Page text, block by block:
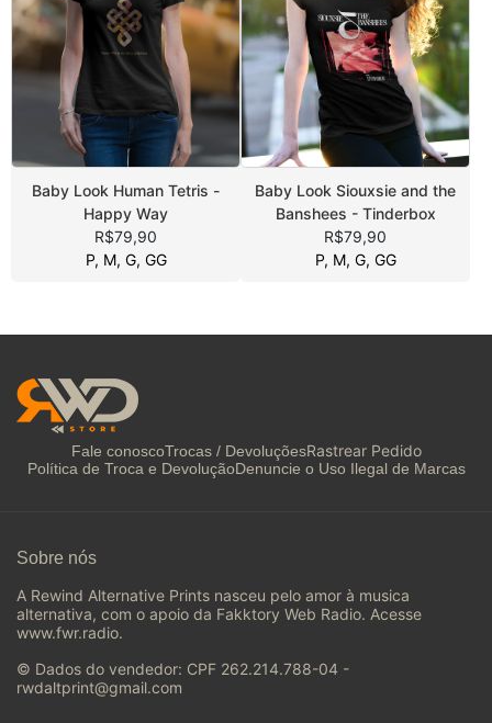
Baby Look Human Tetris -
Happy Way
R$79,90
P, M, G, GG
Baby Look Siouxsie and the
Banshees - Tinderbox
R$79,90
P, M, G, GG
Fale conoscoTrocas / DevoluçõesRastrear Pedido
Política de Troca e DevoluçãoDenuncie o Uso Ilegal de Marcas
Sobre nós
A Rewind Alternative Prints nasceu pelo amor à musica
alternativa, com o apoio da Fakktory Web Radio. Acesse
www.fwr.radio.
© Dados do vendedor: CPF 262.214.788-04 -
rwdaltprint@gmail.com